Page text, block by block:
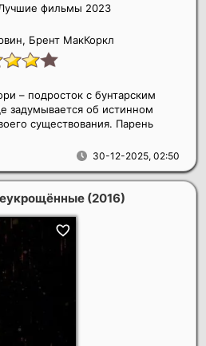
фильмы 2023
Брент МакКоркл
30-12-2025, 02:50
– подросток с бунтарским
задумывается об истинном
существования. Парень
(2016)